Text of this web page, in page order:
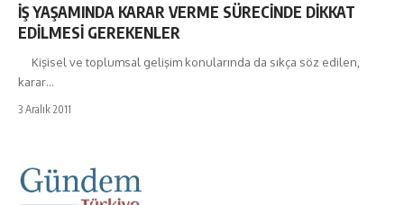
İŞ YAŞAMINDA KARAR VERME SÜRECİNDE DİKKAT
EDİLMESİ GEREKENLER
Kişisel ve toplumsal gelişim konularında da sıkça söz edilen,
karar…
3 Aralık 2011